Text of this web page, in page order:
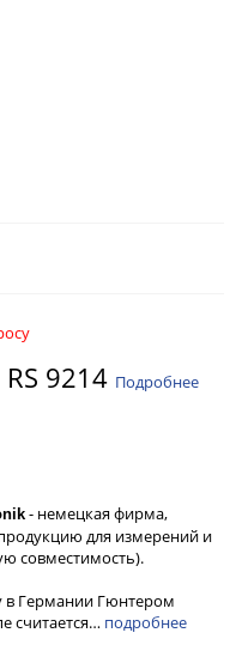
9214 Подробнее
- немецкая фирма,
для измерений и
совместимость).
в Германии Гюнтером
считается… подробнее